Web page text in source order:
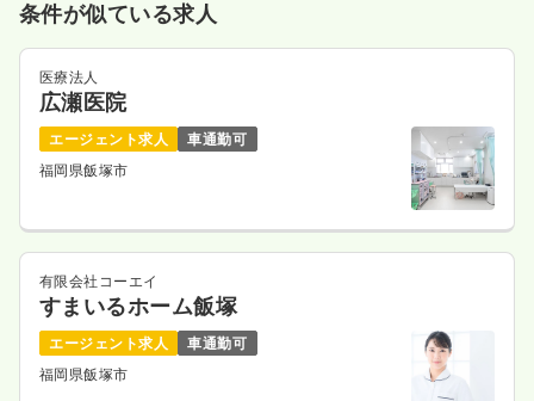
条件が似ている求人
医療法人
広瀬医院
エージェント求人
車通勤可
福岡県飯塚市
有限会社コーエイ
すまいるホーム飯塚
エージェント求人
車通勤可
福岡県飯塚市